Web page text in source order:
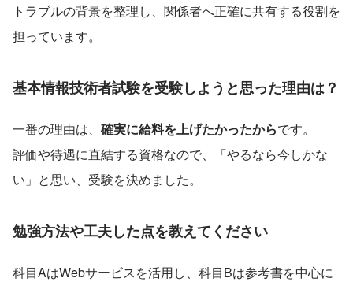
トラブルの背景を整理し、関係者へ正確に共有する役割を
担っています。
基本情報技術者試験を受験しようと思った理由は？
一番の理由は、 確実に給料を上げたかったからです。
評価や待遇に直結する資格なので、「やるなら今しかな
い」と思い、受験を決めました。
勉強方法や工夫した点を教えてください
科目AはWebサービスを活用し、科目Bは参考書を中心に